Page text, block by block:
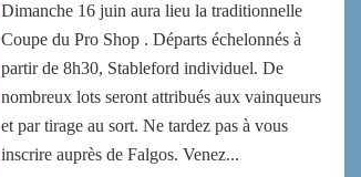
Dimanche 16 juin aura lieu la traditionnelle
Coupe du Pro Shop . Départs échelonnés à
partir de 8h30, Stableford individuel. De
nombreux lots seront attribués aux vainqueurs
et par tirage au sort. Ne tardez pas à vous
inscrire auprès de Falgos. Venez...